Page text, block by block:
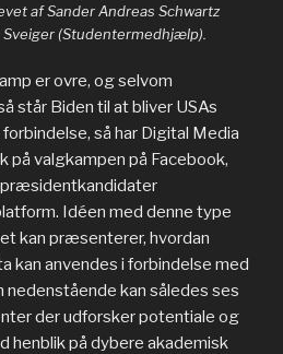
af Sander Andreas Schwartz
Sveiger (Studentermedhjælp).
er ovre, og selvom
står Biden til at bliver USAs
så har Digital Media
på valgkampen på Facebook,
præsidentkandidater
Idéen med denne type
kan præsenterer, hvordan
kan anvendes i forbindelse med
nedenstående kan således ses
der udforsker potentiale og
henblik på dybere akademisk